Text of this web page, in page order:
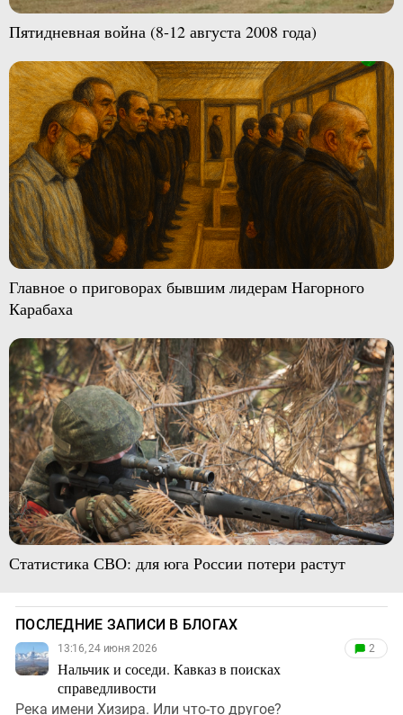
Пятидневная война (8-12 августа 2008 года)
Главное о приговорах бывшим лидерам Нагорного
Карабаха
Статистика СВО: для юга России потери растут
ПОСЛЕДНИЕ ЗАПИСИ В БЛОГАХ
13:16, 24 июня 2026
Нальчик и соседи. Кавказ в поисках
справедливости
2
Река имени Хизира. Или что-то другое?